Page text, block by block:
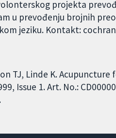
projekta
u prevođenju brojnih
jeziku. Kontakt:
TJ, Linde K.
Issue 1. Art. No.: